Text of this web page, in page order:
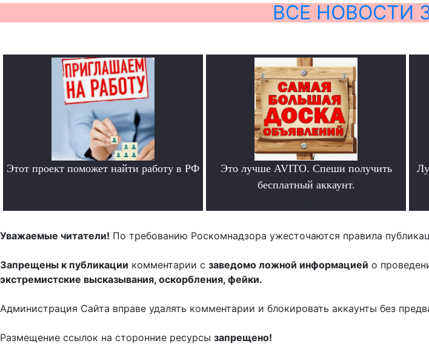
ВСЕ НОВОСТИ
Этот проект поможет найти работу в РФ
Это лучше AVITO. Спеши получить
бесплатный аккаунт.
Уважаемые читатели! По требованию Роскомнадзора ужесточаются правила
Запрещены к публикации комментарии с заведомо ложной информацией о
экстремистские высказывания, оскорбления, фейки.
Администрация Сайта вправе удалять комментарии и блокировать аккаунты без
Размещение ссылок на сторонние ресурсы запрещено!